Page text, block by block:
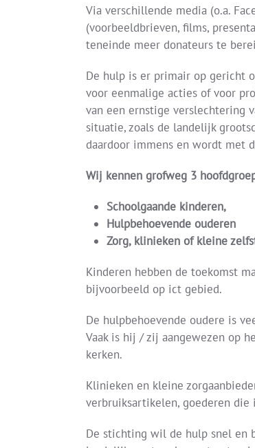
Via verschillende media (o.a.
(voorbeeldbrieven, films,
teneinde meer donateurs te
De hulp is er primair op gericht
voor eenmalige acties of voor
van een ernstige verslechtering
situatie, zoals de landelijk
daardoor immens en wordt met
Wij kennen grofweg 3
Schoolgaande kinderen,
Hulpbehoevende ouderen
Zorg, klinieken of kleine
Kinderen hebben de toekomst
bijvoorbeeld op ict gebied.
De hulpbehoevende oudere is
Vaak is hij / zij aangewezen op
kerken.
Klinieken en kleine
verbruiksartikelen, goederen die
De stichting wil de hulp snel en